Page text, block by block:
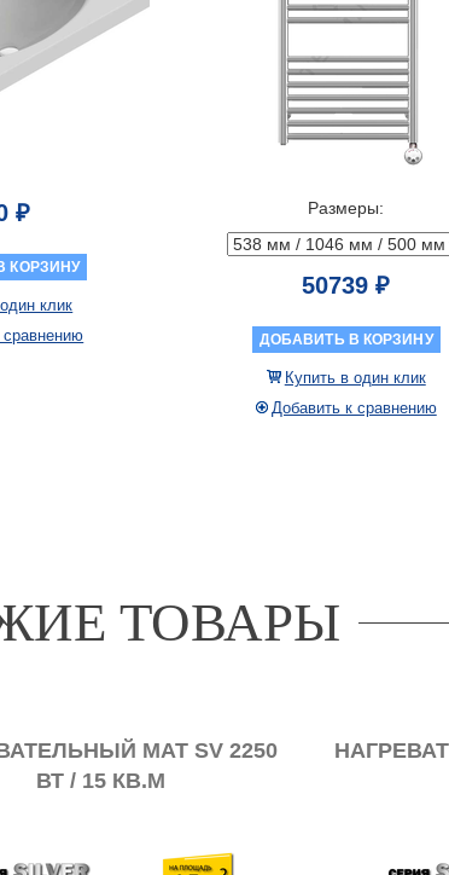
₽
КОРЗИНУ
клик
сравнению
Размеры:
50739 ₽
ДОБАВИТЬ В КОРЗИНУ
Купить в один клик
Добавить к сравнению
ТОВАРЫ
МАТ SV 2250
ВТ / 15 КВ.М